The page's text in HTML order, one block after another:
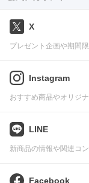
X
プレゼント企画や期間
Instagram
おすすめ商品やオリジ
LINE
新商品の情報や関連コ
Facebook